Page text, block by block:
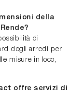
della
di
degli arredi per
misure in loco,
offre servizi di